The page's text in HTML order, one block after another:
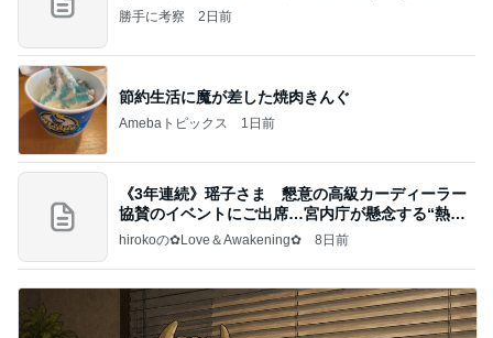
勝手に考察 2日前
節約生活に魔が差した焼肉きんぐ
Amebaトピックス 1日前
《3年連続》瑶子さま 懇意の高級カーディーラー
協賛のイベントにご出席…宮内庁が懸念する“熱心
すぎ
hirokoの✿Love＆Awakening✿ 8日前